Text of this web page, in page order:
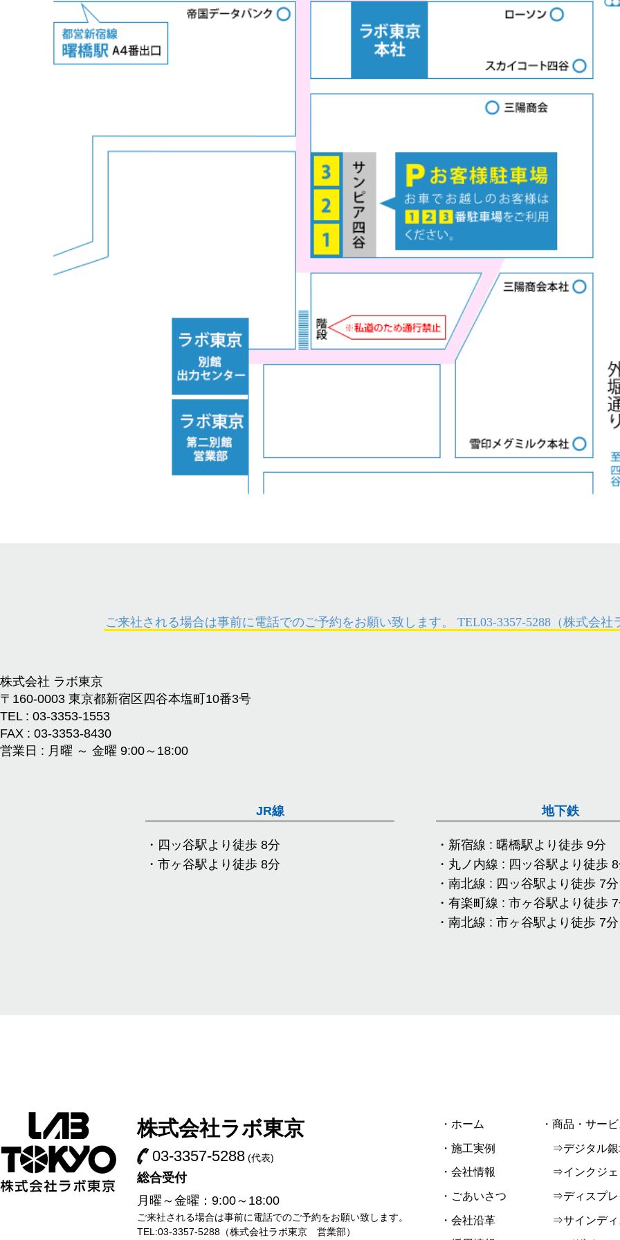
ご来社される場合は事前に電話でのご予約をお願い致します。 TEL03-3357-5288 （株式会
株式会社 ラボ東京
〒160-0003 東京都新宿区四谷本塩町10番3号
TEL : 03-3353-1553
FAX : 03-3353-8430
営業日 : 月曜 ～ 金曜 9:00～18:00
JR線
・四ッ谷駅より徒歩 8分
・市ヶ谷駅より徒歩 8分
地下鉄
・新宿線 : 曙橋駅より徒歩 9分
・丸ノ内線 : 四ッ谷駅より徒歩
・南北線 : 四ッ谷駅より徒歩 7分
・有楽町線 : 市ヶ谷駅より徒歩
・南北線 : 市ヶ谷駅より徒歩 7分
株式会社ラボ東京
03-3357-5288(代表)
総合受付
月曜～金曜：9:00～18:00
ご来社される場合は事前に電話でのご予約をお願い致します。
TEL:03-3357-5288（株式会社ラボ東京 営業部）
・ホーム
・施工実例
・会社情報
・ごあいさつ
・会社沿革
・商品・サー
⇒デジタル銀
⇒インクジェ
⇒ディスプレ
⇒サインディ